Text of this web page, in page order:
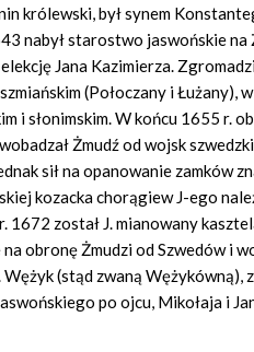
królewski, był synem
nabył starostwo jaswońskie
Jana Kazimierza.
(Połoczany i Łużany),
i słonimskim. W końcu 1655 r.
Żmudź od wojsk
sił na opanowanie zamków
kozacka chorągiew J-ego
1672 został J. mianowany
na obronę Żmudzi od Szwedów i
Wężyk (stąd zwaną
po ojcu, Mikołaja i